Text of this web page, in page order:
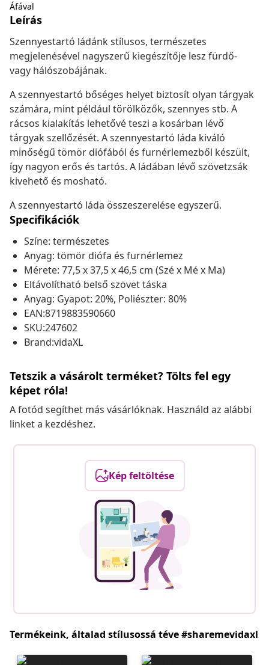
Áfával
Leírás
Szennyestartó ládánk stílusos, természetes
megjelenésével nagyszerű kiegészítője lesz fürdő-
vagy hálószobájának.
A szennyestartó bőséges helyet biztosít olyan tárgyak
számára, mint például törölközők, szennyes stb. A
rácsos kialakítás lehetővé teszi a kosárban lévő
tárgyak szellőzését. A szennyestartó láda kiváló
minőségű tömör diófából és furnérlemezből készült,
így nagyon erős és tartós. A ládában lévő szövetzsák
kivehető és mosható.
A szennyestartó láda összeszerelése egyszerű.
Specifikációk
Színe: természetes
Anyag: tömör diófa és furnérlemez
Mérete: 77,5 x 37,5 x 46,5 cm (Szé x Mé x Ma)
Eltávolítható belső szövet táska
Anyag: Gyapot: 20%, Poliészter: 80%
EAN:8719883590660
SKU:247602
Brand:vidaXL
Tetszik a vásárolt terméket? Tölts fel egy
képet róla!
A fotód segíthet más vásárlóknak. Használd az alábbi
linket a kezdéshez.
Kép feltöltése
Termékeink, általad stílusossá téve #sharemevidaxl